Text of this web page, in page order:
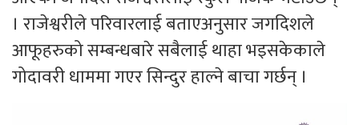
। राजेश्वरीले परिवारलाई बताएअनुसार जगदिशले
आफूहरुको सम्बन्धबारे सबैलाई थाहा भइसकेकाले
गोदावरी धाममा गएर सिन्दुर हाल्ने बाचा गर्छन् ।